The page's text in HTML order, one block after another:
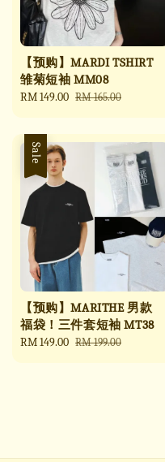
【预购】MARDI TSHIRT
雏菊短袖 MM08
Sale
RM 149.00 Regular
RM 165.00
Sale
【预购】MARITHE 男款
福袋！三件套短袖 MT38
Sale
RM 149.00 Regular
RM 199.00